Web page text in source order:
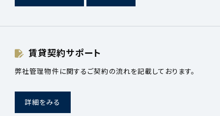
賃貸契約サポート
弊社管理物件に関するご契約の流れを記載しております。
詳細をみる